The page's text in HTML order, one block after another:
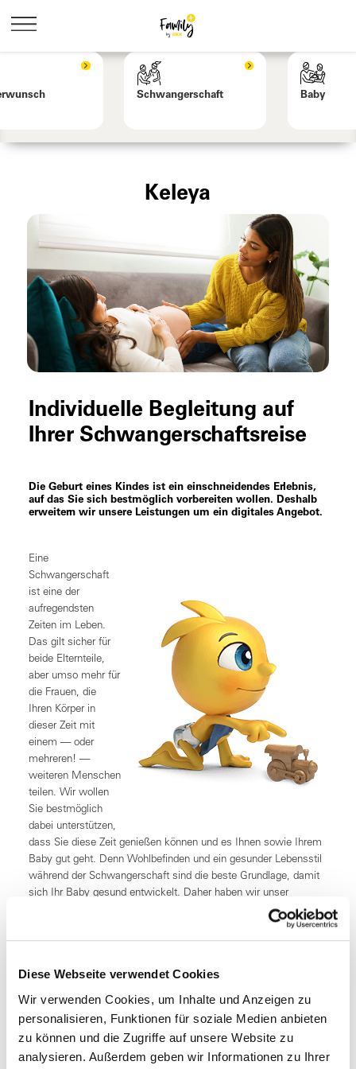
Diese Webseite verwendet Cookies
Wir verwenden Cookies, um Inhalte und Anzeigen zu
personalisieren, Funktionen für soziale Medien anbieten
zu können und die Zugriffe auf unsere Website zu
analysieren. Außerdem geben wir Informationen zu Ihrer
Schwangerschaft Baby
Keleya
Individuelle Begleitung auf
Ihrer Schwangerschaftsreise
Die Geburt eines Kindes ist ein einschneidendes Erlebnis,
auf das Sie sich bestmöglich vorbereiten wollen. Deshalb
erweitern wir unsere Leistungen um ein digitales Angebot.
Eine
Schwangerschaft
ist eine der
aufregendsten
Zeiten im Leben.
Das gilt sicher für
beide Elternteile,
aber umso mehr für
die Frauen, die
Ihren Körper in
dieser Zeit mit
einem — oder
mehreren! —
weiteren Menschen
teilen. Wir wollen
Sie bestmöglich
dabei unterstützen,
dass Sie diese Zeit genießen können und es Ihnen sowie Ihrem
Baby gut geht. Denn Wohlbefinden und ein gesunder Lebensstil
während der Schwangerschaft sind die beste Grundlage, damit
sich Ihr Baby gesund entwickelt. Daher haben wir unser
Angebot mit dem Programm „keleya“ über die gesetzlich
keleya versteht sich als individuelle Begleitung und optimale
Unterstützung für Schwangere. Die App fördert einen
gesünderen Lebensstil, indem sie Meditationen, Workouts,
Expertenratschläge und gesunde Ernährungspläne entsprechend
personalisiert. Zudem bietet keleya eine Hebammen-